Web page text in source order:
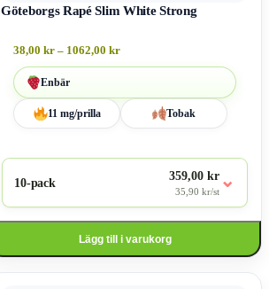
Göteborgs Rapé Slim White Strong
38,00 kr – 1062,00 kr
Enbär
11 mg/prilla Tobak
10-pack
359,00 kr
35,90 kr/st ⌄
Lägg till i varukorg